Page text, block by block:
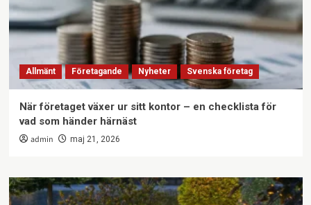
Allmänt Företagande Nyheter Svenska företag
När företaget växer ur sitt kontor – en checklista för
vad som händer härnäst
admin maj 21, 2026